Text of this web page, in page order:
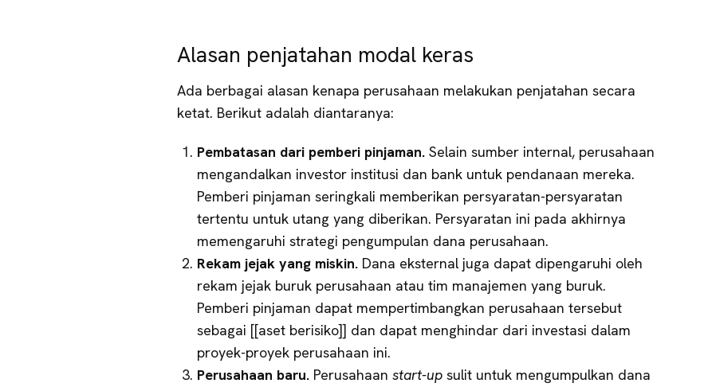
Alasan penjatahan modal keras
Ada berbagai alasan kenapa perusahaan melakukan penjatahan secara
ketat. Berikut adalah diantaranya:
Pembatasan dari pemberi pinjaman. Selain sumber internal, perusahaan
mengandalkan investor institusi dan bank untuk pendanaan mereka.
Pemberi pinjaman seringkali memberikan persyaratan-persyaratan
tertentu untuk utang yang diberikan. Persyaratan ini pada akhirnya
memengaruhi strategi pengumpulan dana perusahaan.
Rekam jejak yang miskin. Dana eksternal juga dapat dipengaruhi oleh
rekam jejak buruk perusahaan atau tim manajemen yang buruk.
Pemberi pinjaman dapat mempertimbangkan perusahaan tersebut
sebagai [[aset berisiko]] dan dapat menghindar dari investasi dalam
proyek-proyek perusahaan ini.
Perusahaan baru. Perusahaan start-up sulit untuk mengumpulkan dana